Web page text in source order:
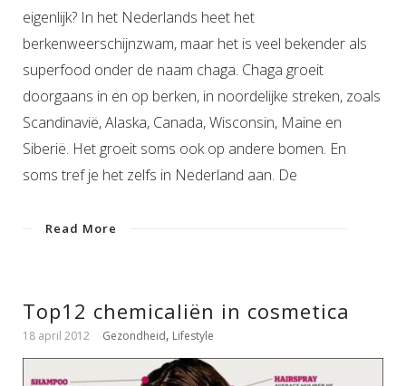
eigenlijk? In het Nederlands heet het
berkenweerschijnzwam, maar het is veel bekender als
superfood onder de naam chaga. Chaga groeit
doorgaans in en op berken, in noordelijke streken, zoals
Scandinavië, Alaska, Canada, Wisconsin, Maine en
Siberië. Het groeit soms ook op andere bomen. En
soms tref je het zelfs in Nederland aan. De
Read More
Top12 chemicaliën in cosmetica
18 april 2012 Gezondheid, Lifestyle